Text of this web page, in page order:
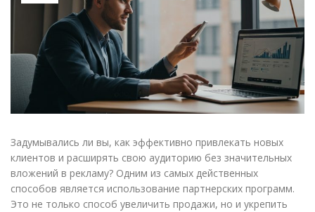
Задумывались ли вы, как эффективно привлекать новых
клиентов и расширять свою аудиторию без значительных
вложений в рекламу? Одним из самых действенных
способов является использование партнерских программ.
Это не только способ увеличить продажи, но и укрепить